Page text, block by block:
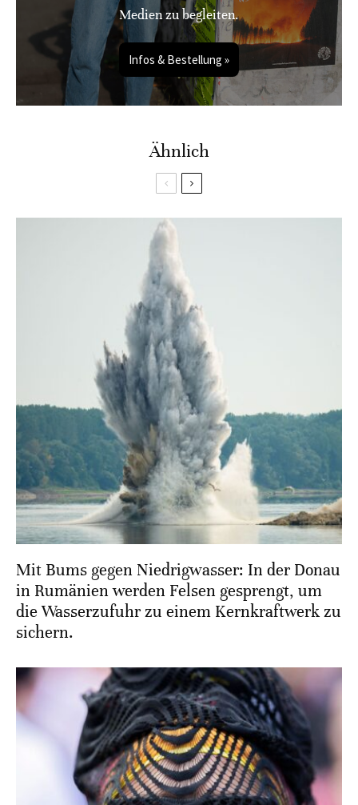
Medien zu begleiten.
Infos & Bestellung »
Ähnlich
Mit Bums gegen Niedrigwasser: In der Donau
in Rumänien werden Felsen gesprengt, um
die Wasserzufuhr zu einem Kernkraftwerk zu
sichern.